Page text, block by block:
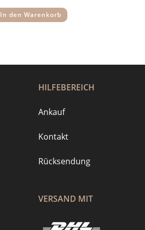
19,95 € 15,95 €.
In den Warenkorb
HILFEBEREICH
Ankauf
Kontakt
Rücksendung
VERSAND MIT